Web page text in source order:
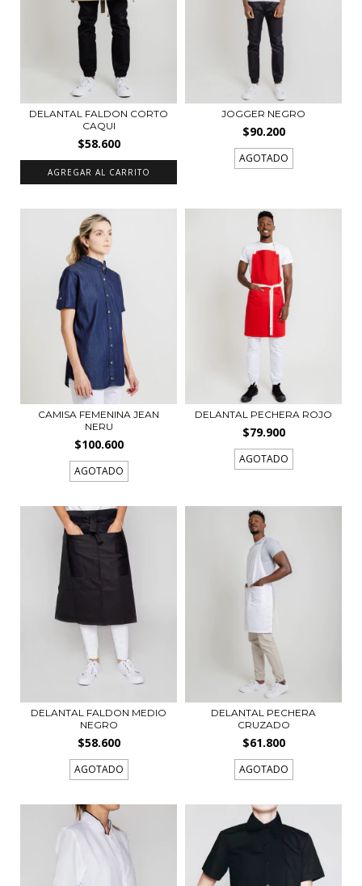
DELANTAL FALDON CORTO
CAQUI
$58.600
JOGGER NEGRO
$90.200
AGOTADO
CAMISA FEMENINA JEAN
NERU
$100.600
AGOTADO
DELANTAL PECHERA ROJO
$79.900
AGOTADO
DELANTAL FALDON MEDIO
NEGRO
$58.600
AGOTADO
DELANTAL PECHERA
CRUZADO
$61.800
AGOTADO